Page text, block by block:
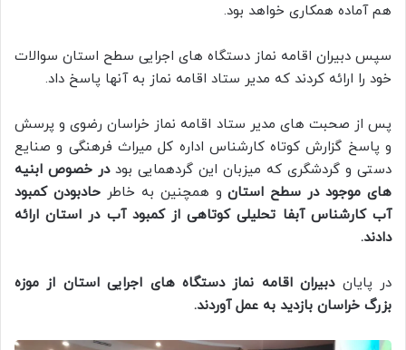
هم آماده همکاری خواهد بود.
سپس دبیران اقامه نماز دستگاه های اجرایی سطح استان سوالات
خود را ارائه کردند که مدیر ستاد اقامه نماز به آنها پاسخ داد.
پس از صحبت های مدیر ستاد اقامه نماز خراسان رضوی و پرسش
و پاسخ گزارش کوتاه کارشناس اداره کل میراث فرهنگی و صنایع
دستی و گردشگری که میزبان این گردهمایی بوددر خصوص ابنیه
های موجود در سطح استانو همچنین به خاطرحادبودن کمبود
آب کارشناس آبفا تحلیلی کوتاهی از کمبود آب در استان ارائه
دادند.
در پایاندبیران اقامه نماز دستگاه های اجرایی استان از موزه
بزرگ خراسان بازدید به عمل آوردند.